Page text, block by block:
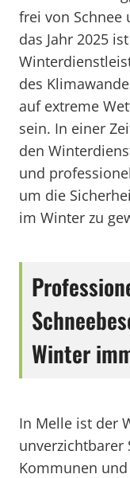
frei von Schnee
das Jahr 2025
des
auf extreme
sein. In einer
den
und
um die
im Winter zu
Winter
In Melle ist der
unverzichtbarer
Kommunen